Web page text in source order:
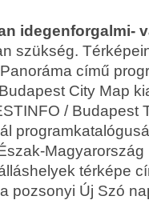
idegenforgalmi-
szükség.
című
City Map
/ Budapest
Magyarország
térképe
pozsonyi Új Szó